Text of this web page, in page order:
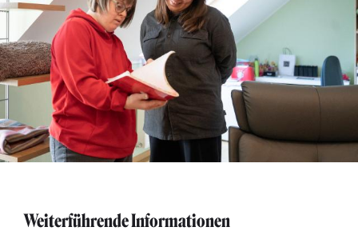
Weiterführende Informationen